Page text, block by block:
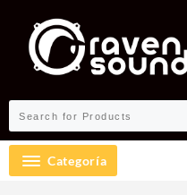
contenido
Categoría